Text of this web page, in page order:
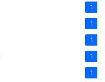
1
1
1
1
1